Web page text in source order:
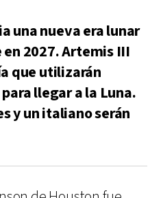
una nueva era lunar
2027. Artemis III
que utilizarán
llegar a la Luna.
y un italiano serán